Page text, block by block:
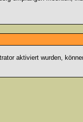
aktiviert wurden,